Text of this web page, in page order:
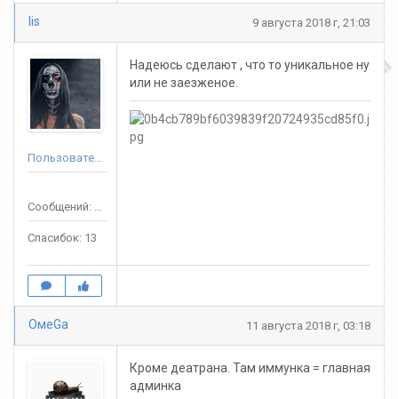
lis 9 августа 2018 г, 21:03
Пользователь
Сообщений: 107
Спасибок: 13
Надеюсь сделают , что то уникальное ну
или не заезженое.
ОмeGa 11 августа 2018 г, 03:18
Кpоме деатpана. Там иммунка = главная
админка